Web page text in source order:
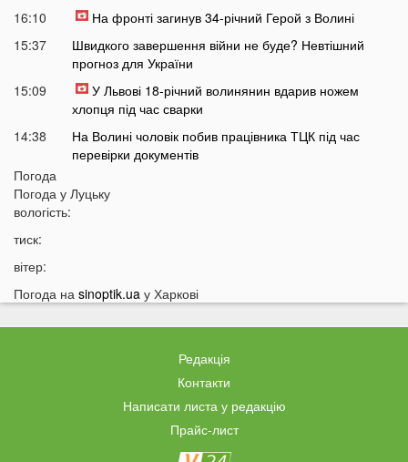
16:10
На фронті загинув 34-річний Герой з Волині
15:37
Швидкого завершення війни не буде? Невтішний
прогноз для України
15:09
У Львові 18-річний волинянин вдарив ножем
хлопця під час сварки
14:38
На Волині чоловік побив працівника ТЦК під час
перевірки документів
14:16
Україні
13:51
у чому причина
Зʼявилися деталі нічної ДТП у Луцьку на
У Луцьку утворився величезний затор: що сталося
Відомий російський музикант приїхав до України:
стало відомо, що він тут робить
Погода
Погода у Луцьку
вологість:
тиск:
вітер:
Погода на sinoptik.ua у Харкові
Редакція
Контакти
Написати листа у редакцію
Прайс-лист